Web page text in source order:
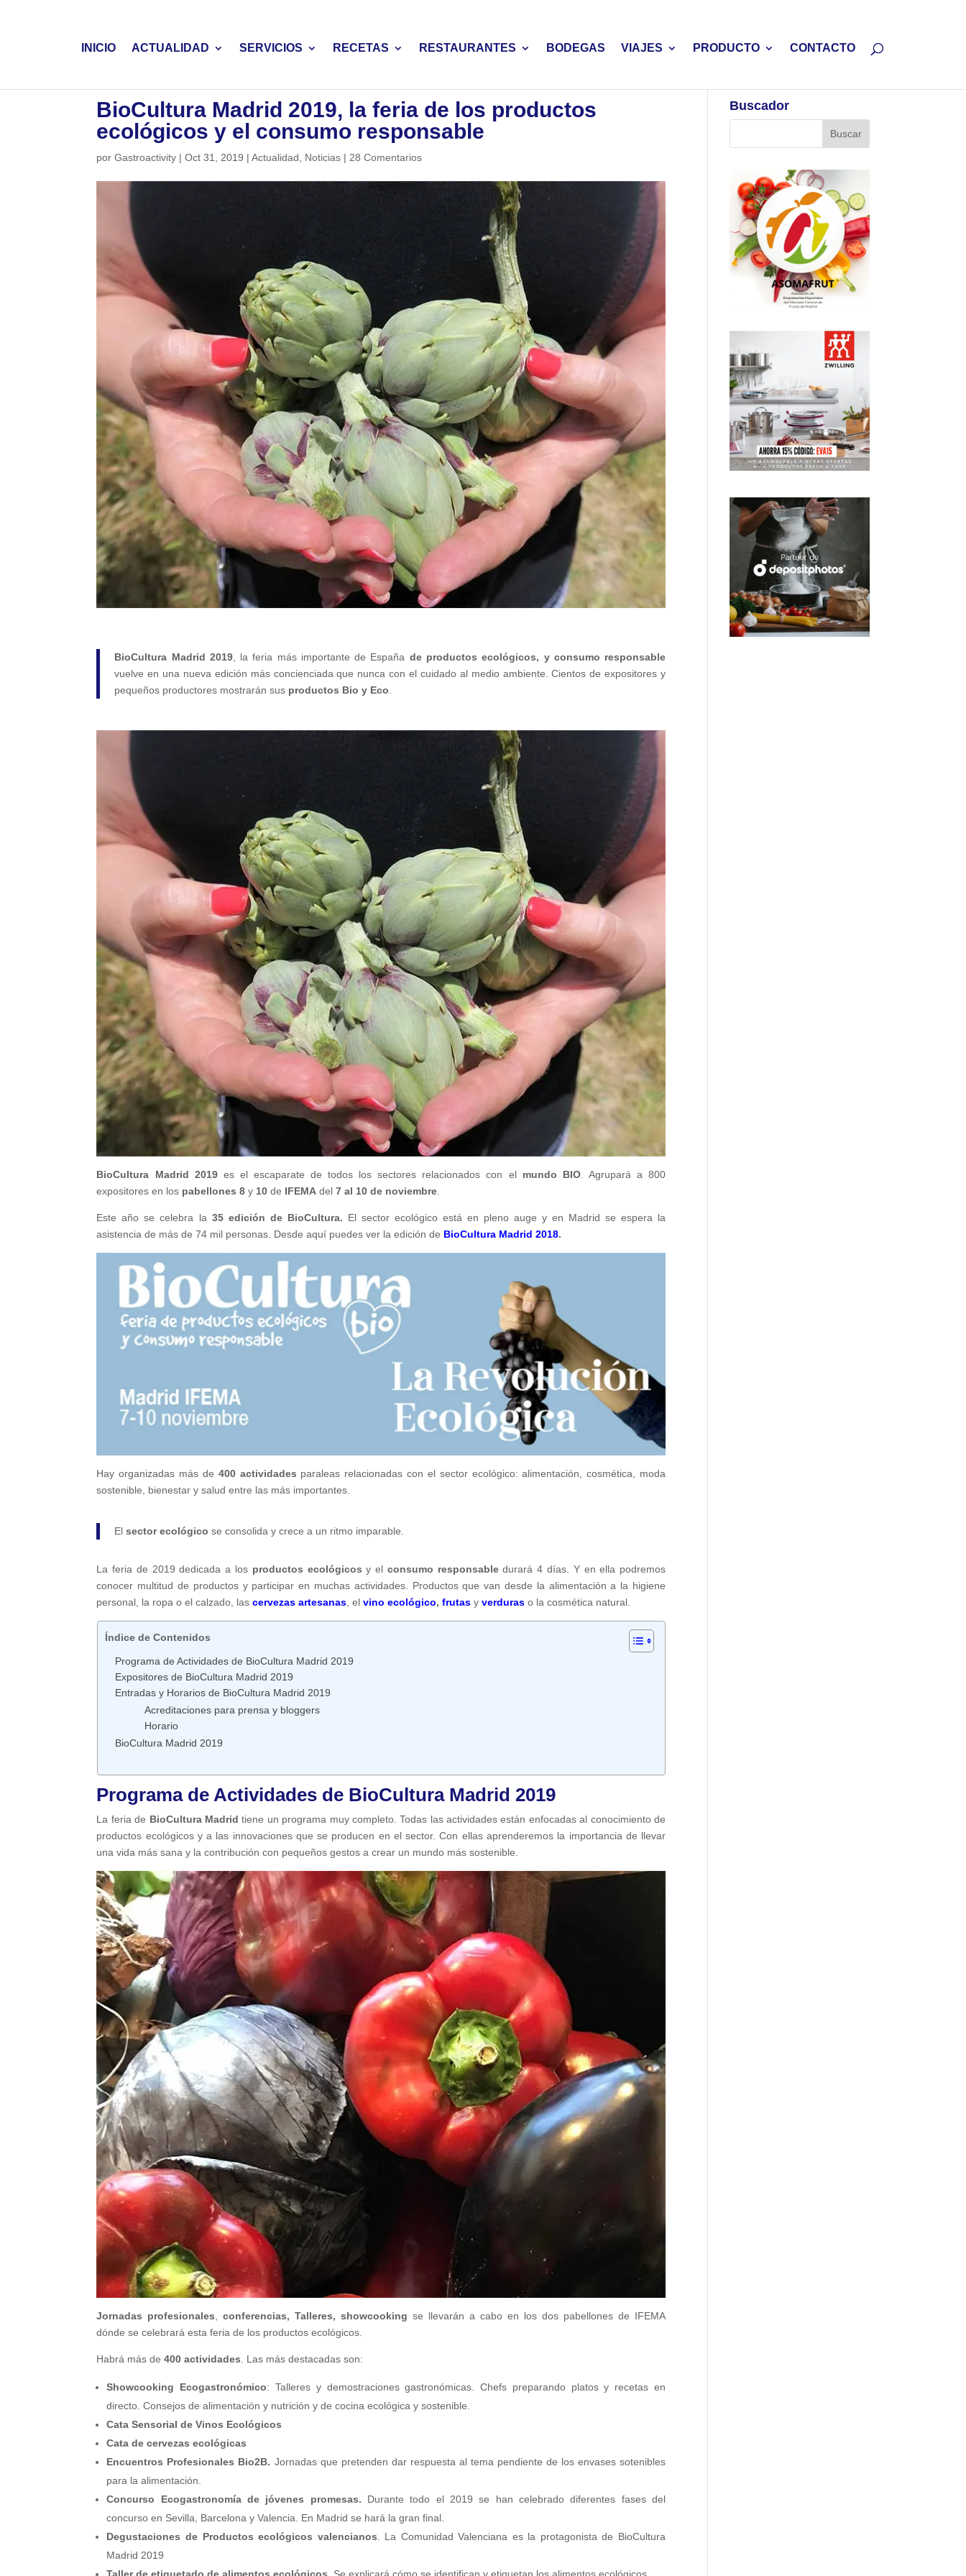
INICIO ACTUALIDAD SERVICIOS RECETAS RESTAURANTES BODEGAS VIAJES PRODUCTO CONTACTO
BioCultura Madrid 2019, la feria de los productos
ecológicos y el consumo responsable
porGastroactivity |Oct 31, 2019 |Actualidad Noticias | 28 Comentarios
BioCultura Madrid 2019, la feria más importante de España de productos ecológicos, y consumo responsable
vuelve en una nueva edición más concienciada que nunca con el cuidado al medio ambiente. Cientos de expositores y
pequeños productores mostrarán sus productos Bio y Eco
BioCultura Madrid 2019es el escaparate de todos los sectores relacionados con el mundo BIO. Agrupará a 800
expositores en los pabellones 8y 10 de IFEMA del7 al 10 de noviembre.
Este año se celebra la35 edición de BioCultura. El sector ecológico está en pleno auge y en Madrid se espera la
asistencia de más de 74 mil personas. Desde aquí puedes ver la edición de BioCultura Madrid 2018.
Hay organizadas más de 400 actividades paraleas relacionadas con el sector ecológico: alimentación, cosmética, moda
sostenible, bienestar y salud entre las más importantes.
Elsector ecológico se consolida y crece a un ritmo imparable.
La feria de 2019 dedicada a los productos ecológicosy el consumo responsabledurará 4 días. Y en ella podremos
conocer multitud de productos y participar en muchas actividades. Productos que van desde la alimentación a la higiene
personal, la ropa o el calzado, lascervezas artesanas, el vino ecológico,frutas yverduraso la cosmética natural.
Índice de Contenidos
Programa de Actividades de BioCultura Madrid 2019
Expositores de BioCultura Madrid 2019
Entradas y Horarios de BioCultura Madrid 2019
Acreditaciones para prensa y bloggers
Horario
BioCultura Madrid 2019
Programa de Actividades de BioCultura Madrid 2019
La feria de BioCultura Madrid tiene un programa muy completo. Todas las actividades están enfocadas al conocimiento de
productos ecológicos y a las innovaciones que se producen en el sector. Con ellas aprenderemos la importancia de llevar
una vida más sana y la contribución con pequeños gestos a crear un mundo más sostenible.
Jornadas profesionales ,conferencias, Talleres,showcooking se llevarán a cabo en los dos pabellones de IFEMA
dónde se celebrará esta feria de los productos ecológicos.
Habrá más de400 actividades . Las más destacadas son:
Showcooking Ecogastronómico: Talleres y demostraciones gastronómicas. Chefs preparando platos y recetas en
directo. Consejos de alimentación y nutrición y de cocina ecológica y sostenible.
Cata Sensorial de Vinos Ecológicos
Cata de cervezas ecológicas
Encuentros Profesionales Bio2B. Jornadas que pretenden dar respuesta al tema pendiente de los envases sotenibles
para la alimentación.
Concurso Ecogastronomía de jóvenes promesas. Durante todo el 2019 se han celebrado diferentes fases del
concurso en Sevilla, Barcelona y Valencia. En Madrid se hará la gran final.
Degustaciones de Productos ecológicos valencianos . La Comunidad Valenciana es la protagonista de BioCultura
Madrid 2019
Buscador